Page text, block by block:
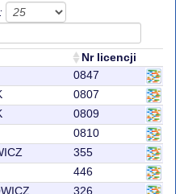
Nr licencji
0847
0807
0809
0810
355
446
326